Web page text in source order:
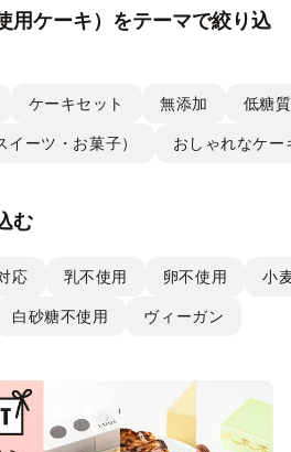
用ケーキ）をテーマで絞り込
ケーキセット 無添加 低糖
ーツ・お菓子） おしゃれなケー
む
応 乳不使用 卵不使用 小
白砂糖不使用 ヴィーガン